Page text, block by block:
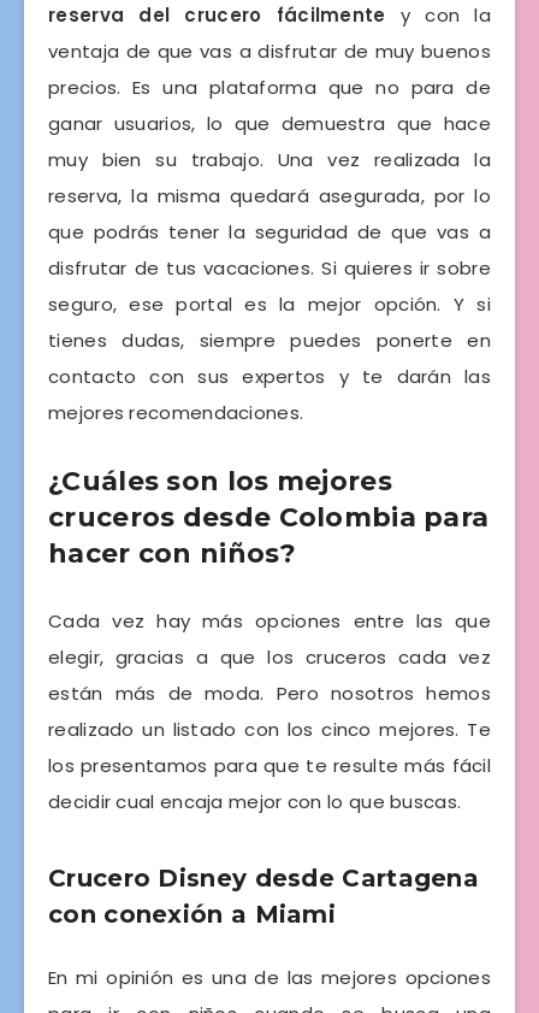
reserva del crucero fácilmente y con la
ventaja de que vas a disfrutar de muy buenos
precios. Es una plataforma que no para de
ganar usuarios, lo que demuestra que hace
muy bien su trabajo. Una vez realizada la
reserva, la misma quedará asegurada, por lo
que podrás tener la seguridad de que vas a
disfrutar de tus vacaciones. Si quieres ir sobre
seguro, ese portal es la mejor opción. Y si
tienes dudas, siempre puedes ponerte en
contacto con sus expertos y te darán las
mejores recomendaciones.
¿Cuáles son los mejores
cruceros desde Colombia para
hacer con niños?
Cada vez hay más opciones entre las que
elegir, gracias a que los cruceros cada vez
están más de moda. Pero nosotros hemos
realizado un listado con los cinco mejores. Te
los presentamos para que te resulte más fácil
decidir cual encaja mejor con lo que buscas.
Crucero Disney desde Cartagena
con conexión a Miami
En mi opinión es una de las mejores opciones